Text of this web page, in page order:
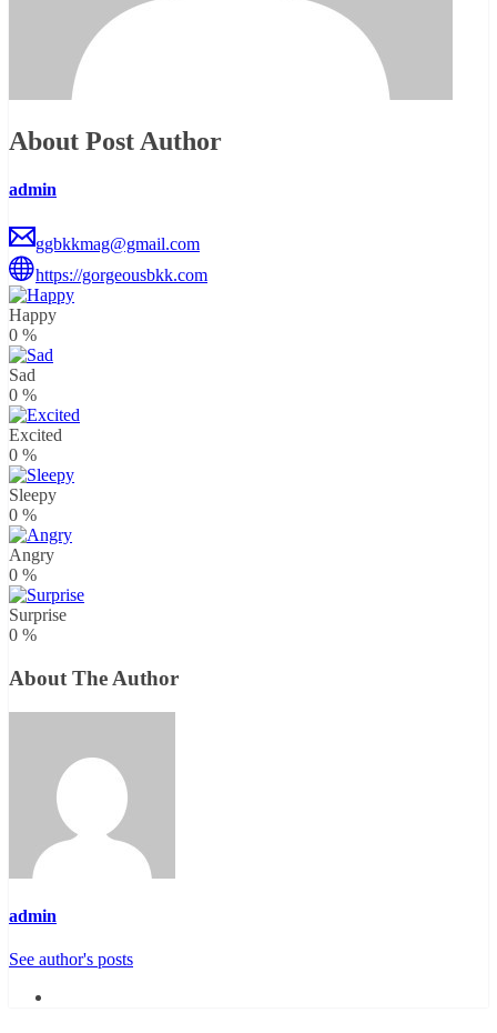
About Post Author
admin
ggbkkmag@gmail.com
https://gorgeousbkk.com
Happy
0 %
Sad
0 %
Excited
0 %
Sleepy
0 %
Angry
0 %
Surprise
0 %
About The Author
admin
See author's posts